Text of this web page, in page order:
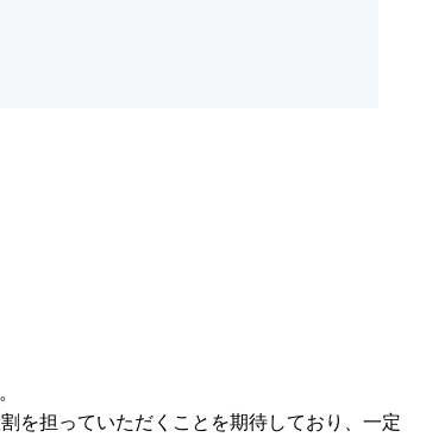
を担っていただくことを期待しており、一定